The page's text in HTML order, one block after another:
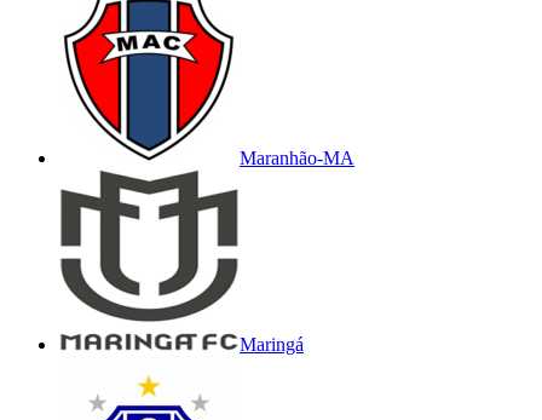
Maranhão-MA
Maringá